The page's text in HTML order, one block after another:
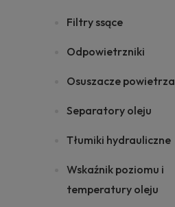
Filtry ssące
Odpowietrzniki
Osuszacze powietrza
Separatory oleju
Tłumiki hydrauliczne
Wskaźnik poziomu i
temperatury oleju